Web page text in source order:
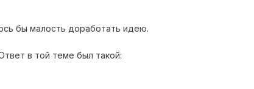
бы малость доработать идею.
в той теме был такой: